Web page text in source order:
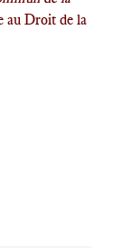
au Droit de la